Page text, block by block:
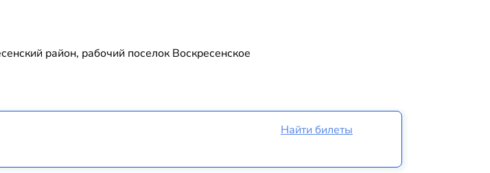
район, рабочий поселок Воскресенское
Найти билеты